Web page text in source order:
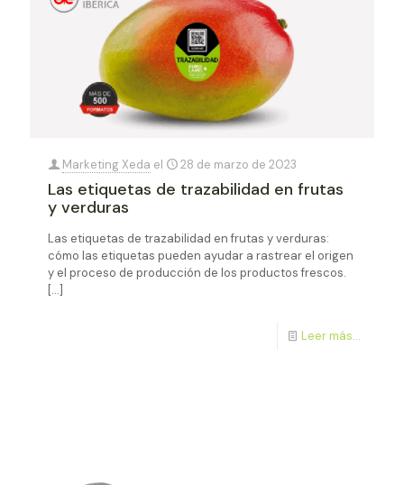
Marketing Xeda el 28 de marzo de 2023
Las etiquetas de trazabilidad en frutas
y verduras
Las etiquetas de trazabilidad en frutas y verduras:
cómo las etiquetas pueden ayudar a rastrear el origen
y el proceso de producción de los productos frescos.
[…]
Leer más...